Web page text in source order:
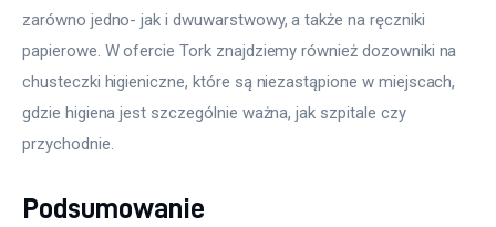
zarówno jedno- jak i dwuwarstwowy, a także na ręczniki
papierowe. W ofercie Tork znajdziemy również dozowniki na
chusteczki higieniczne, które są niezastąpione w miejscach,
gdzie higiena jest szczególnie ważna, jak szpitale czy
przychodnie.
Podsumowanie